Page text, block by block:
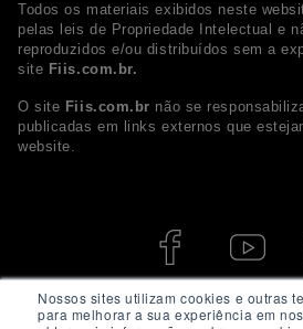
Nossos sites utilizam cookies e outras
para melhorar a sua experiência em
Todos os materiais exibidos neste
pelas leis de Propriedade Intelectual e
reproduzidos e/ou distribuídos sem a
site Fiis.com.br.
O site Fiis.com.br não se
publicadas em links externos que
website.